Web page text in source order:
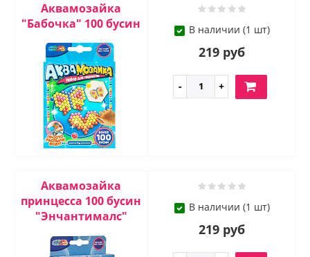
Аквамозайка
"Бабочка" 100 бусин
В наличии (1 шт)
219 руб
Аквамозайка
принцесса 100 бусин
"Энчантималс"
В наличии (1 шт)
219 руб